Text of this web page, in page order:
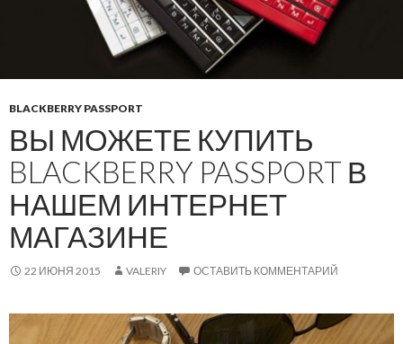
BLACKBERRY PASSPORT
ВЫ МОЖЕТЕ КУПИТЬ
BLACKBERRY PASSPORT В
НАШЕМ ИНТЕРНЕТ
МАГАЗИНЕ
22 ИЮНЯ 2015 VALERIY ОСТАВИТЬ КОММЕНТАРИЙ